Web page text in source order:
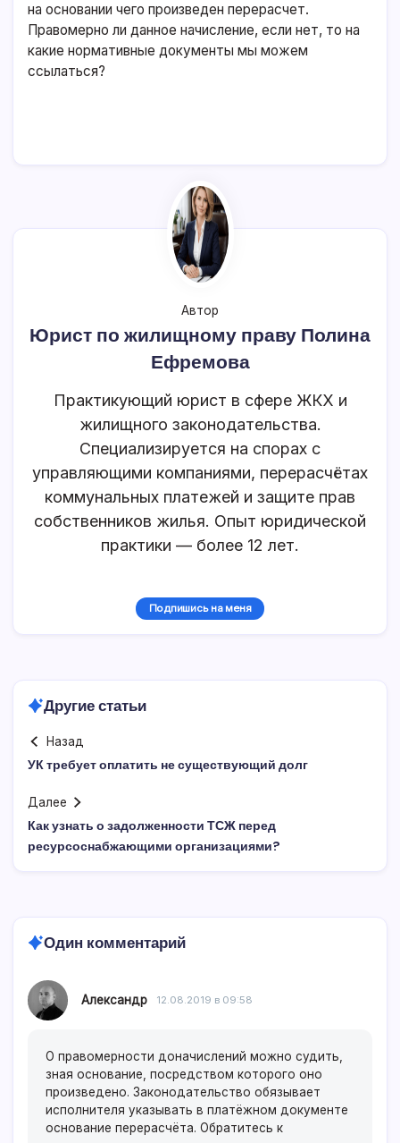
на основании чего произведен перерасчет.
Правомерно ли данное начисление, если нет, то на
какие нормативные документы мы можем
ссылаться?
Автор
Юрист по жилищному праву Полина
Ефремова
Практикующий юрист в сфере ЖКХ и
жилищного законодательства.
Специализируется на спорах с
управляющими компаниями, перерасчётах
коммунальных платежей и защите прав
собственников жилья. Опыт юридической
практики — более 12 лет.
Подпишись на меня
Другие статьи
Назад
УК требует оплатить не существующий долг
Далее
Как узнать о задолженности ТСЖ перед
ресурсоснабжающими организациями?
Один комментарий
Александр 12.08.2019 в 09:58
О правомерности доначислений можно судить,
зная основание, посредством которого оно
произведено. Законодательство обязывает
исполнителя указывать в платёжном документе
основание перерасчёта. Обратитесь к